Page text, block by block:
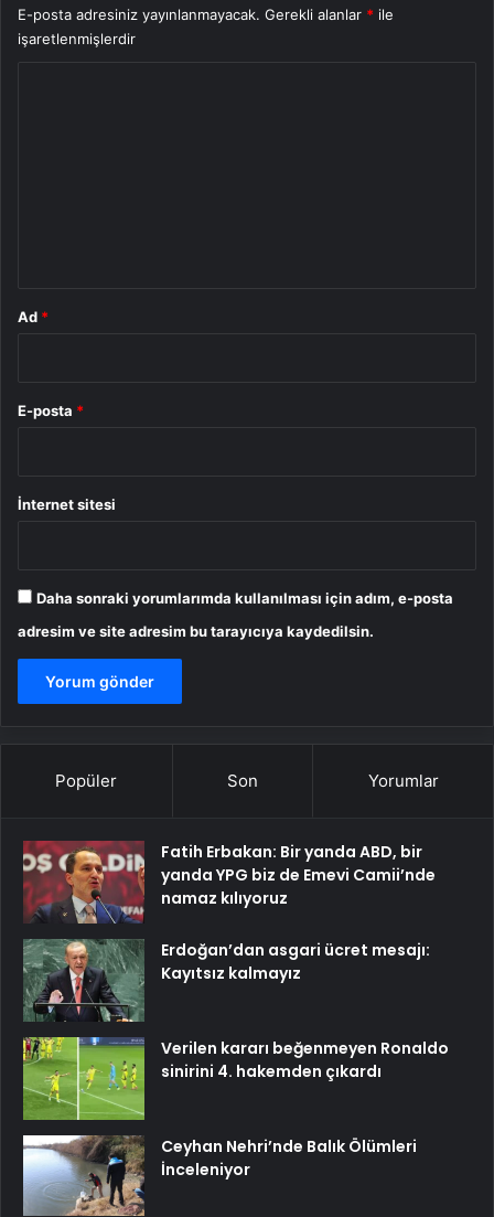
E-posta adresiniz yayınlanmayacak. Gerekli alanlar * ile
işaretlenmişlerdir
Ad *
E-posta *
İnternet sitesi
Daha sonraki yorumlarımda kullanılması için adım, e-posta
adresim ve site adresim bu tarayıcıya kaydedilsin.
Popüler Son Yorumlar
Fatih Erbakan: Bir yanda ABD, bir
yanda YPG biz de Emevi Camii’nde
namaz kılıyoruz
Erdoğan’dan asgari ücret mesajı:
Kayıtsız kalmayız
Verilen kararı beğenmeyen Ronaldo
sinirini 4. hakemden çıkardı
Ceyhan Nehri’nde Balık Ölümleri
İnceleniyor